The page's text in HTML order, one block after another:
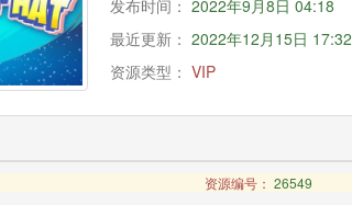
发布时间： 2022年9月8日 04:18
最近更新： 2022年12月15日 17:32
资源类型： VIP
资源编号： 26549